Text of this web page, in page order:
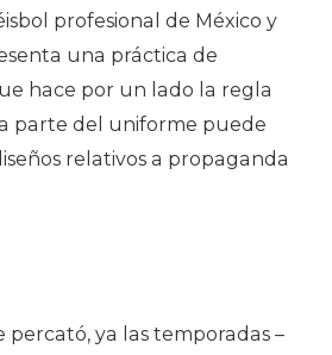
profesional de México y
una práctica de
hace por un lado la regla
parte del uniforme puede
relativos a propaganda
percató, ya las temporadas –